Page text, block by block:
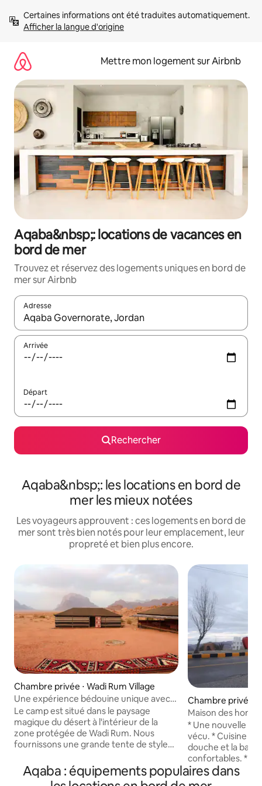
directement
Afficher la langue d'origine
Mettre mon logement sur Airbnb
Aqaba&nbsp;: locations de vacances en
bord de mer
Trouvez et réservez des logements uniques en bord de
mer sur Airbnb
Adresse
Lorsque les résultats s'affichent, utilisez les flèches vers le
Arrivée
Départ
Rechercher
Aqaba&nbsp;: les locations en bord de
mer les mieux notées
Les voyageurs approuvent : ces logements en bord de
mer sont très bien notés pour leur emplacement, leur
propreté et bien plus encore.
Chambre privée ⋅ Wadi Rum Village
Une expérience bédouine unique avec
petit déjeuner
Le camp est situé dans le paysage
magique du désert à l'intérieur de la
zone protégée de Wadi Rum. Nous
fournissons une grande tente de style
s'asseoir près de la cheminée, des
toilettes et des douches (eau chaude
Chambre privée ⋅
Maison des
* Une nouvelle
vécu. * Cuisine
douche et la
confortables. *
disponibles 24
mobile avec un
Aqaba : équipements populaires dans